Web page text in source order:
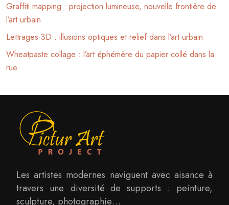
Graffiti mapping : projection lumineuse, nouvelle frontière de
l’art urbain
Lettrages 3D : illusions optiques et relief dans l’art urbain
Wheatpaste collage : l’art éphémère du papier collé dans la
rue
Les artistes modernes naviguent avec aisance à
travers une diversité de supports : peinture,
sculpture, photographie…